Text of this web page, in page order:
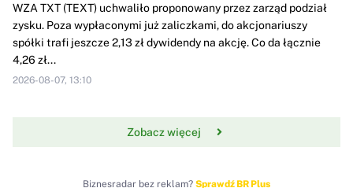
WZA TXT (TEXT) uchwaliło proponowany przez zarząd podział
zysku. Poza wypłaconymi już zaliczkami, do akcjonariuszy
spółki trafi jeszcze 2,13 zł dywidendy na akcję. Co da łącznie
4,26 zł...
2026-08-07, 13:10
Zobacz więcej
Biznesradar bez reklam? Sprawdź BR Plus